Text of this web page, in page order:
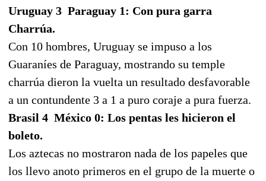
Uruguay 3  Paraguay 1: Con pura garra
Charrúa.
Con 10 hombres, Uruguay se impuso a los
Guaraníes de Paraguay, mostrando su temple
charrúa dieron la vuelta un resultado desfavorable
a un contundente 3 a 1 a puro coraje a pura fuerza.
Brasil 4  México 0: Los pentas les hicieron el
boleto.
Los aztecas no mostraron nada de los papeles que
los llevo anoto primeros en el grupo de la muerte o